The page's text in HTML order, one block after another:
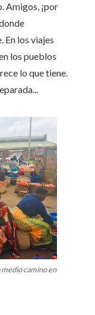
Amigos, ¡por
En los viajes
los pueblos
lo que tiene.
camino en